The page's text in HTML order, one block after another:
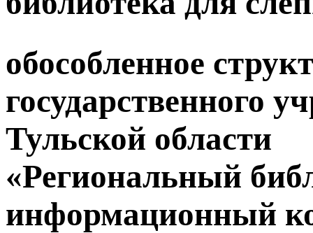
обособленное
государственного
Тульской области
«Региональный
информационный